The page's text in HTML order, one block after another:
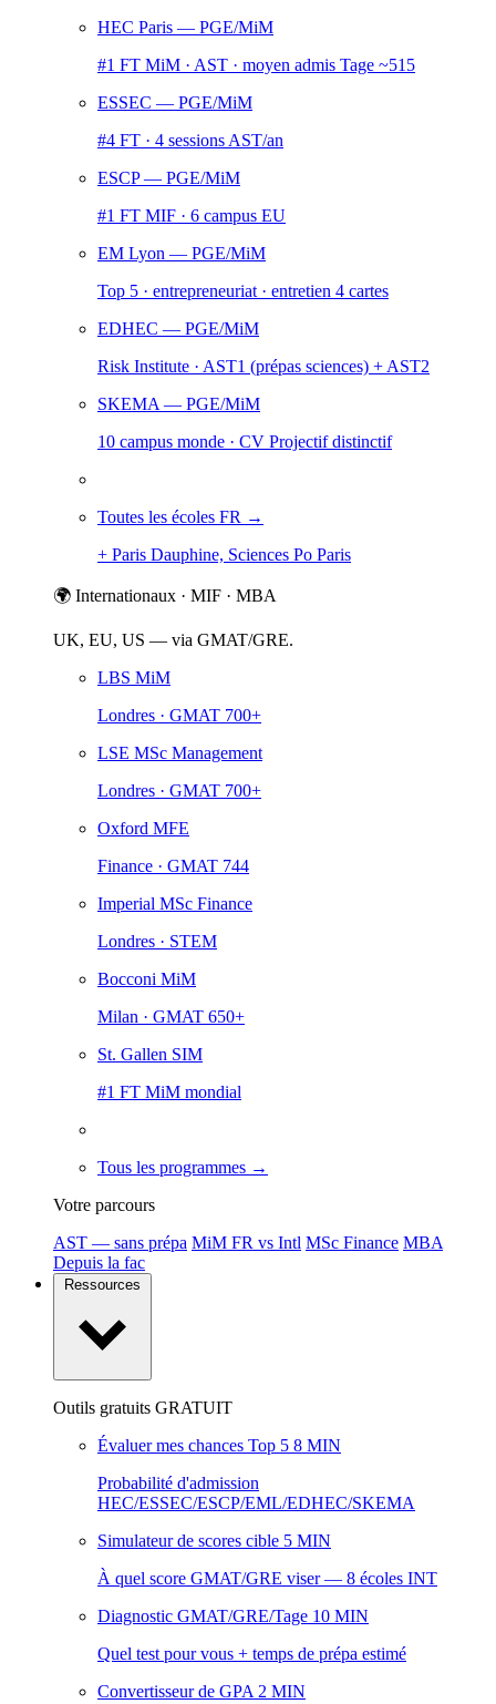
HEC Paris — PGE/MiM
#1 FT MiM · AST · moyen admis Tage ~515
ESSEC — PGE/MiM
#4 FT · 4 sessions AST/an
ESCP— PGE/MiM
#1 FT MIF · 6 campus EU
EM Lyon — PGE/MiM
Top 5 · entrepreneuriat · entretien 4 cartes
EDHEC — PGE/MiM
Risk Institute · AST1 (prépas sciences) + AST2
SKEMA — PGE/MiM
10 campus monde · CV Projectif distinctif
Toutes les écoles FR →
+ Paris Dauphine, Sciences Po Paris
🌍 Internationaux · MIF · MBA
UK, EU, US — via GMAT/GRE.
LBS MiM
Londres · GMAT 700+
LSE MSc Management
Londres · GMAT 700+
Oxford MFE
Finance · GMAT 744
Imperial MSc Finance
Londres · STEM
Bocconi MiM
Milan · GMAT 650+
St. Gallen SIM
#1 FT MiM mondial
Tous les programmes →
Votre parcours
AST — sans prépa MiM FR vs Intl MSc Finance MBA
Depuis la fac
Outils gratuits GRATUIT
Évaluer mes chances Top 5 8 MIN
Probabilité d'admission
HEC/ESSEC/ESCP/EML/EDHEC/SKEMA
Simulateur de scores cible 5 MIN
À quel score GMAT/GRE viser — 8 écoles INT
Diagnostic GMAT/GRE/Tage 10 MIN
Quel test pour vous + temps de prépa estimé
Convertisseur de GPA 2 MIN